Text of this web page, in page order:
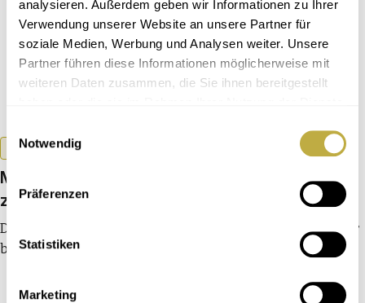
analysieren. Außerdem geben wir Informationen zu Ihrer
Verwendung unserer Website an unsere Partner für
soziale Medien, Werbung und Analysen weiter. Unsere
Partner führen diese Informationen möglicherweise mit
weiteren Daten zusammen, die Sie ihnen bereitgestellt
Notwendig
Präferenzen
Statistiken
Marketing
Aus den Verbänden Hessischer Sängerbund e.V.
Motivation und Wert­schätzung: Aus­
zeichnung im Ehren­amt
Der Hessische Sängerbund feiert das Ehrenamt mit einer
besonderen Auszeichnung